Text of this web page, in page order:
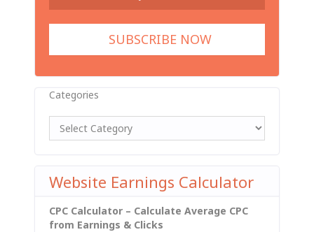
Categories
Website Earnings Calculator
CPC Calculator – Calculate Average CPC
from Earnings & Clicks